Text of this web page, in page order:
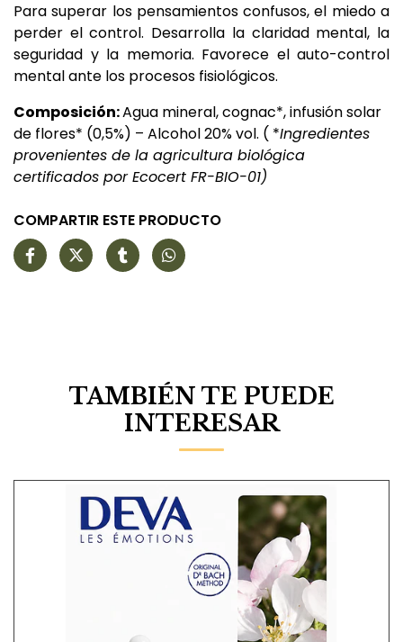
Para superar los pensamientos confusos, el miedo a
perder el control. Desarrolla la claridad mental, la
seguridad y la memoria. Favorece el auto-control
mental ante los procesos fisiológicos.
Composición:Agua mineral, cognac*, infusión solar
de flores* (0,5%) – Alcohol 20% vol. ( *Ingredientes
provenientes de la agricultura biológica
certificados por Ecocert FR-BIO-01)
COMPARTIR ESTE PRODUCTO
TAMBIÉN TE PUEDE
INTERESAR